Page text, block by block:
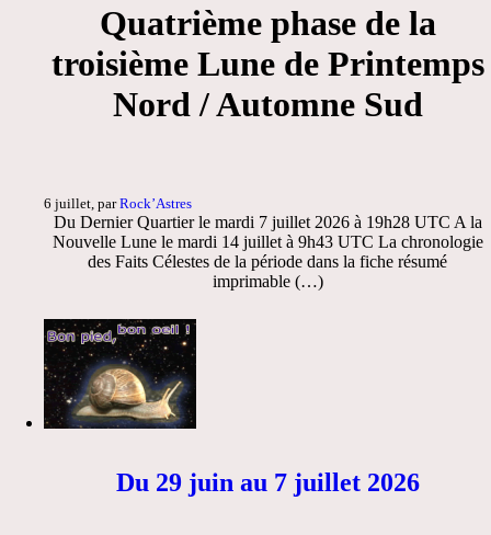
Quatrième phase de la
troisième Lune de Printemps
Nord / Automne Sud
6 juillet, parRock’Astres
Du Dernier Quartier le mardi 7 juillet 2026 à 19h28 UTC A la
Nouvelle Lune le mardi 14 juillet à 9h43 UTC La chronologie
des Faits Célestes de la période dans la fiche résumé
imprimable (…)
Du 29 juin au 7 juillet 2026